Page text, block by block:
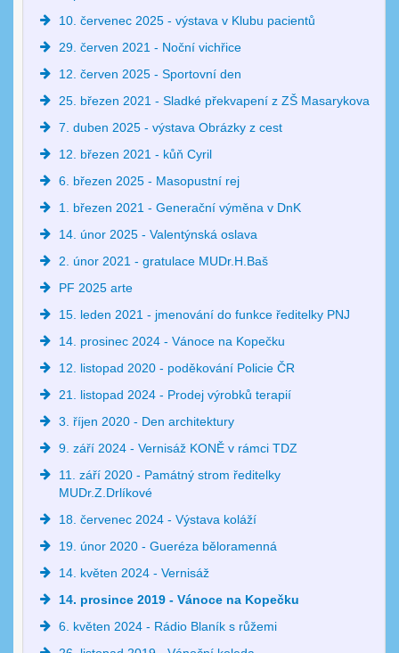
10. červenec 2025 - výstava v Klubu pacientů
29. červen 2021 - Noční vichřice
12. červen 2025 - Sportovní den
25. březen 2021 - Sladké překvapení z ZŠ Masarykova
7. duben 2025 - výstava Obrázky z cest
12. březen 2021 - kůň Cyril
6. březen 2025 - Masopustní rej
1. březen 2021 - Generační výměna v DnK
14. únor 2025 - Valentýnská oslava
2. únor 2021 - gratulace MUDr.H.Baš
PF 2025 arte
15. leden 2021 - jmenování do funkce ředitelky PNJ
14. prosinec 2024 - Vánoce na Kopečku
12. listopad 2020 - poděkování Policie ČR
21. listopad 2024 - Prodej výrobků terapií
3. říjen 2020 - Den architektury
9. září 2024 - Vernisáž KONĚ v rámci TDZ
11. září 2020 - Památný strom ředitelky
MUDr.Z.Drlíkové
18. červenec 2024 - Výstava koláží
19. únor 2020 - Gueréza běloramenná
14. květen 2024 - Vernisáž
14. prosince 2019 - Vánoce na Kopečku
6. květen 2024 - Rádio Blaník s růžemi